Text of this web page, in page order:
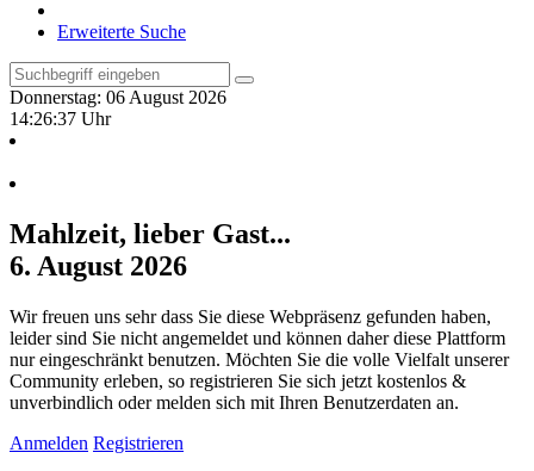
Erweiterte Suche
Donnerstag: 06 August 2026
14:26:37 Uhr
Mahlzeit, lieber Gast...
6. August 2026
Wir freuen uns sehr dass Sie diese Webpräsenz gefunden haben,
leider sind Sie nicht angemeldet und können daher diese Plattform
nur eingeschränkt benutzen. Möchten Sie die volle Vielfalt unserer
Community erleben, so registrieren Sie sich jetzt kostenlos &
unverbindlich oder melden sich mit Ihren Benutzerdaten an.
Anmelden Registrieren